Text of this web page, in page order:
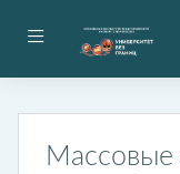
Боковая панель
Массовые